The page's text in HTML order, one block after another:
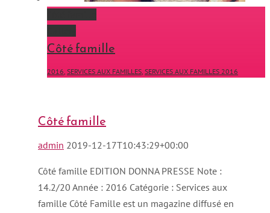
Côté famille
2016 SERVICES AUX FAMILLES SERVICES AUX FAMILLES 2016
Côté famille
admin 2019-12-17T10:43:29+00:00
Côté famille EDITION DONNA PRESSE Note :
14.2/20 Année : 2016 Catégorie : Services aux
famille Côté Famille est un magazine diffusé en